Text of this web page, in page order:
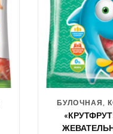
БУЛОЧНАЯ,